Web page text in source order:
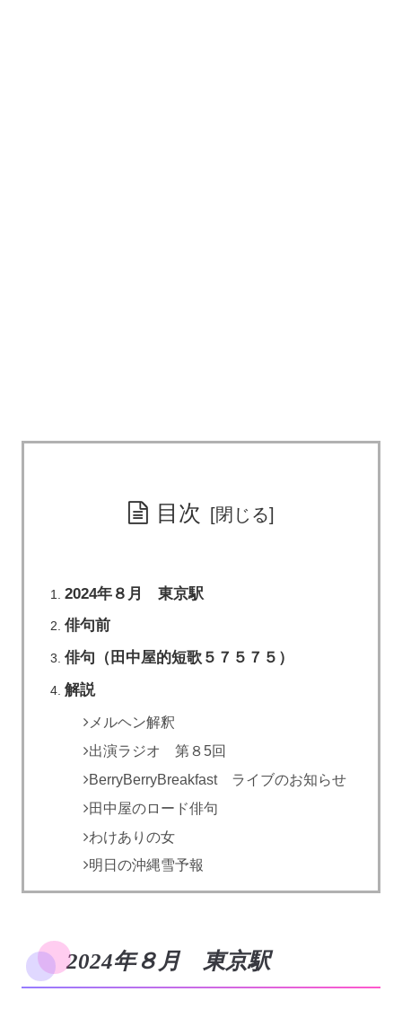
目次
2024年８月 東京駅
俳句前
俳句（田中屋的短歌５７５７５）
解説
メルヘン解釈
出演ラジオ 第８5回
BerryBerryBreakfast ライブのお知らせ
田中屋のロード俳句
わけありの女
明日の沖縄雪予報
2024年８月 東京駅